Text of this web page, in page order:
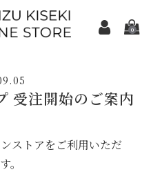
0
受注開始のご案内
ストアをご利用いただ
。